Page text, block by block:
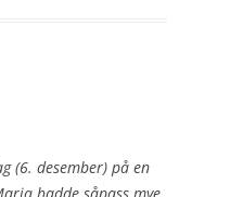
(6. desember) på en